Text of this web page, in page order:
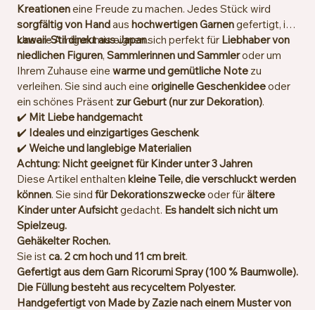
Kreationeneine Freude zu machen. Jedes Stück wird
sorgfältig von Handaus hochwertigen Garnengefertigt, im
kawaii-Stil direkt aus Japan.
Unsere Amigurumis eignen sich perfekt für Liebhaber von
niedlichen Figuren, Sammlerinnen und Sammleroder um
Ihrem Zuhause eine warme und gemütliche Notezu
verleihen. Sie sind auch eine originelle Geschenkideeoder
ein schönes Präsent zur Geburt (nur zur Dekoration).
✔️ Mit Liebe handgemacht
✔️ Ideales und einzigartiges Geschenk
✔️Weiche und langlebige Materialien
Achtung: Nicht geeignet für Kinder unter 3 Jahren
Diese Artikel enthalten kleine Teile, die verschluckt werden
können. Sie sind für Dekorationszweckeoder fürältere
Kinder unter Aufsichtgedacht. Es handelt sich nicht um
Spielzeug.
Gehäkelter Rochen.
Sie ist ca. 2 cm hoch und 11 cm breit.
Gefertigt aus dem Garn Ricorumi Spray (100 % Baumwolle).
Die Füllung besteht aus recyceltem Polyester.
Handgefertigt von Made by Zazie nach einem Muster von